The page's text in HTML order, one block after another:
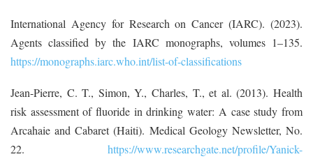
International Agency for Research on Cancer (IARC). (2023).
Agents classified by the IARC monographs, volumes 1–135.
https://monographs.iarc.who.int/list-of-classifications
Jean-Pierre, C. T., Simon, Y., Charles, T., et al. (2013). Health
risk assessment of fluoride in drinking water: A case study from
Arcahaie and Cabaret (Haiti). Medical Geology Newsletter, No.
22. https://www.researchgate.net/profile/Yanick-